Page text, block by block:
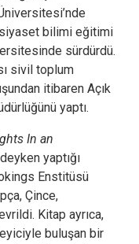
bilimi eğitimi
sürdürdü.
sivil toplum
itibaren Açık
yaptı.
In an
yaptığı
Enstitüsü
Çince,
Kitap ayrıca,
buluşan bir